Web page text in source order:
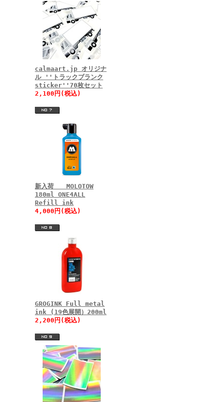
calmaart.jp オリジナ
ル ''トラックブランク
sticker''70枚セット
2,100円(税込)
新入荷 MOLOTOW
180ml ONE4ALL
Refill ink
4,000円(税込)
GROGINK Full metal
ink (19色展開）200ml
2,200円(税込)